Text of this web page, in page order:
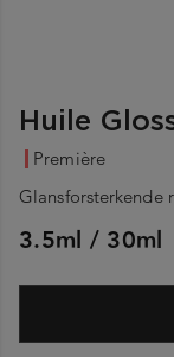
Huile
Première
Glansforsterkende
3.5ml / 30ml